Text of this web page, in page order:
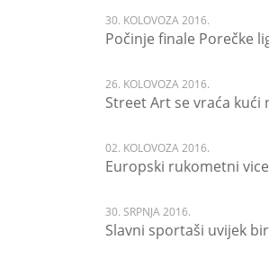
30. KOLOVOZA 2016.
Počinje finale Porečke
26. KOLOVOZA 2016.
Street Art se vraća kući
02. KOLOVOZA 2016.
Europski rukometni
30. SRPNJA 2016.
Slavni sportaši uvijek